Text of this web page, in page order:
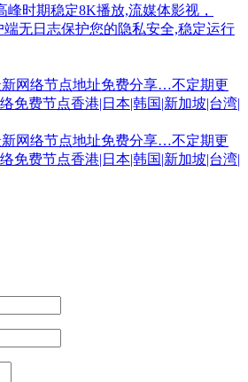
新网络节点地址免费分享…不定期更
免费节点香港|日本|韩国|新加坡|台湾|
新网络节点地址免费分享…不定期更
免费节点香港|日本|韩国|新加坡|台湾|